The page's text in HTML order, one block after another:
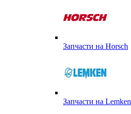
Запчасти на Horsch
Запчасти на Lemken